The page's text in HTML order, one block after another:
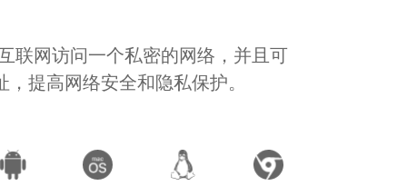
联网访问一个私密的网络，并且可
提高网络安全和隐私保护。